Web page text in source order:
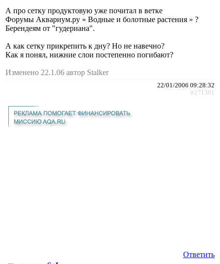
А про сетку продуктовую уже почитал в ветке
Форумы Аквариум.ру » Водные и болотные растения » ?
Берендеям от "гудериана".
А как сетку прикрепить к дну? Но не навечно?
Как я понял, нижние слои постепенно погибают?
Изменено 22.1.06 автор Stalker
22/01/2006 09:28:32
#271381
Ответить